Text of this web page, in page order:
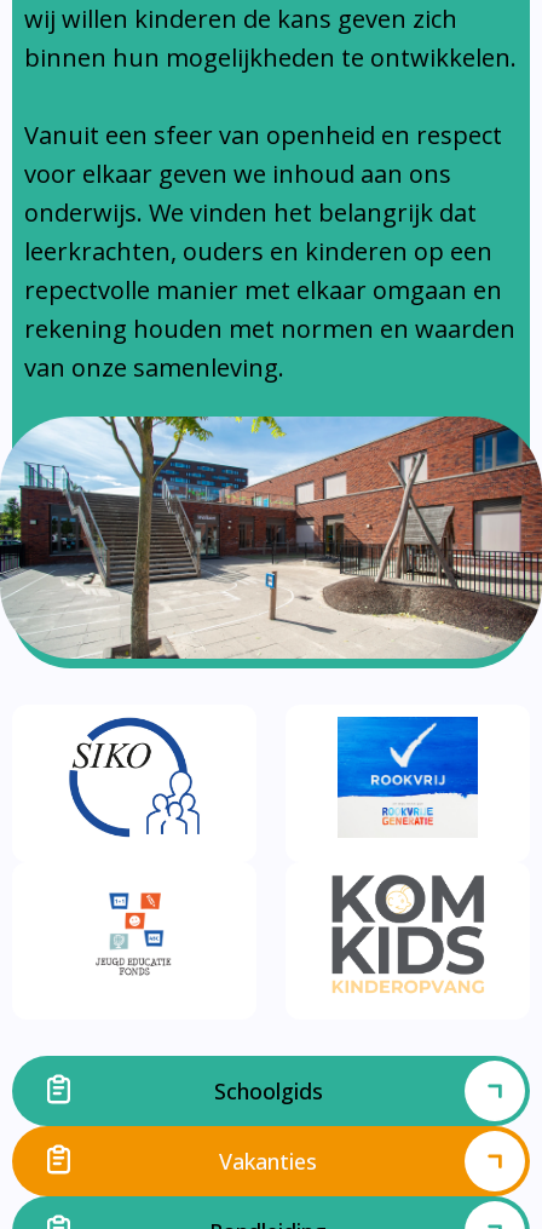
Ondersteuningsprofiel
wij willen kinderen de kans geven zich
binnen hun mogelijkheden te ontwikkelen.
Vanuit een sfeer van openheid en respect
voor elkaar geven we inhoud aan ons
onderwijs. We vinden het belangrijk dat
leerkrachten, ouders en kinderen op een
repectvolle manier met elkaar omgaan en
rekening houden met normen en waarden
van onze samenleving.
Schoolgids
Vakanties